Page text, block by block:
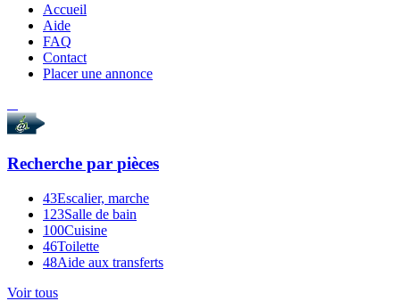
Accueil
Aide
FAQ
Contact
Placer une annonce
Recherche par pièces
43Escalier, marche
123Salle de bain
100Cuisine
46Toilette
48Aide aux transferts
Voir tous